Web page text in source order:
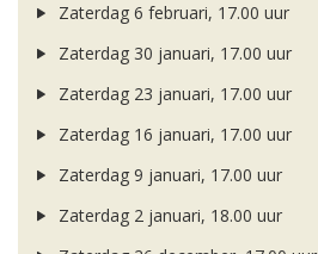
Zaterdag 6 februari, 17.00 uur
Zaterdag 30 januari, 17.00 uur
Zaterdag 23 januari, 17.00 uur
Zaterdag 16 januari, 17.00 uur
Zaterdag 9 januari, 17.00 uur
Zaterdag 2 januari, 18.00 uur